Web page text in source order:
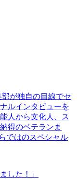
が独自の目線でセ
ルインタビューを
人から文化人、ス
得のベテランま
ではのスペシャル
した！」